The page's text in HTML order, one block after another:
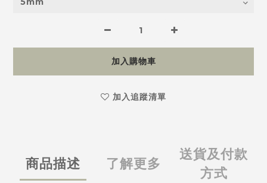
加入購物車
加入追蹤清單
商品描述 了解更多
送貨及付款
方式